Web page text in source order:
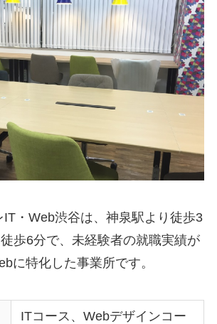
・Web渋谷は、神泉駅より徒歩3
歩6分で、未経験者の就職実績が
に特化した事業所です。
ITコース、Webデザインコー